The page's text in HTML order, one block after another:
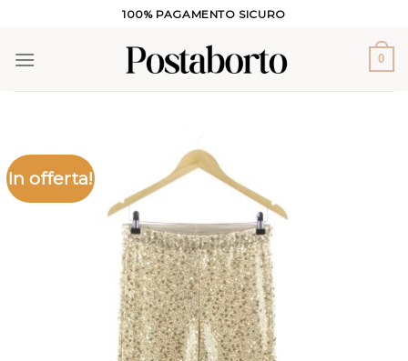
contenuti
100% PAGAMENTO SICURO
0
In offerta!